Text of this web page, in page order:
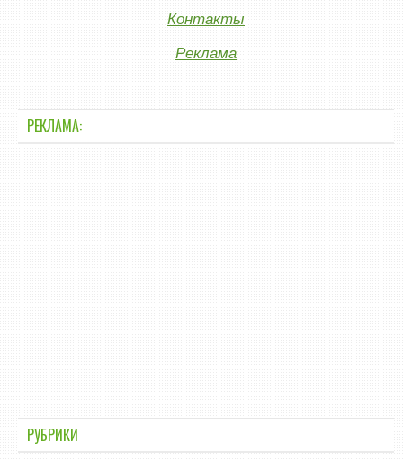
Контакты
Реклама
РЕКЛАМА:
РУБРИКИ